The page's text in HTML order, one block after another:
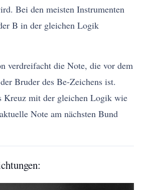
Bei den meisten Instrumenten
B in der gleichen Logik
verdreifacht die Note, die vor dem
Bruder des Be-Zeichens ist.
Kreuz mit der gleichen Logik wie
Note am nächsten Bund